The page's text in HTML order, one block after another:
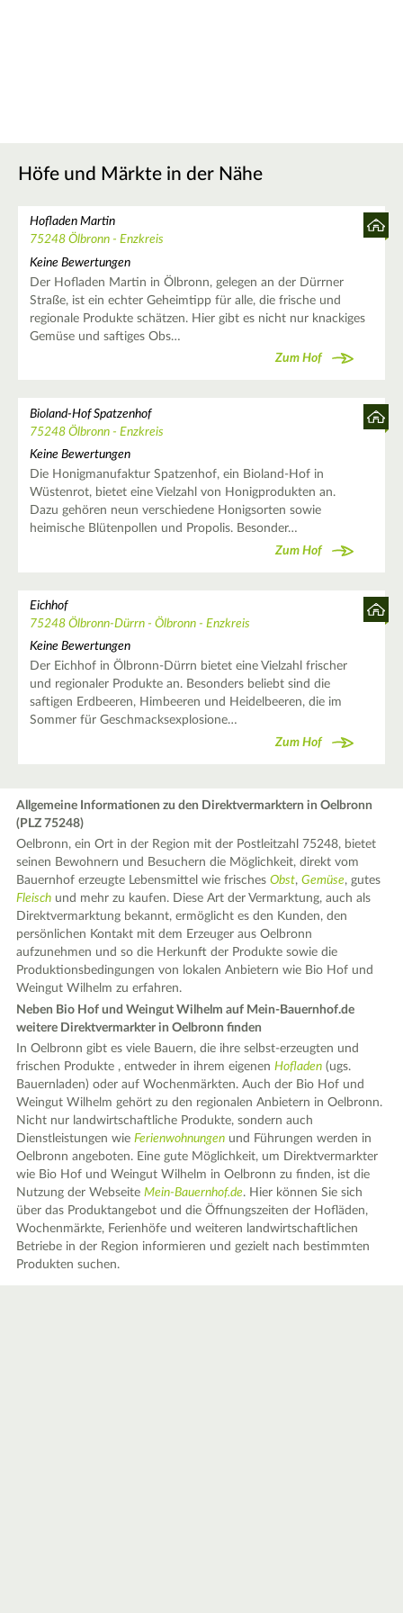
Höfe und Märkte in der Nähe
Hofladen Martin
75248 Ölbronn - Enzkreis
Keine Bewertungen
Der Hofladen Martin in Ölbronn, gelegen an der Dürrner
Straße, ist ein echter Geheimtipp für alle, die frische und
regionale Produkte schätzen. Hier gibt es nicht nur knackiges
Gemüse und saftiges Obs…
Zum Hof
Bioland-Hof Spatzenhof
75248 Ölbronn - Enzkreis
Keine Bewertungen
Die Honigmanufaktur Spatzenhof, ein Bioland-Hof in
Wüstenrot, bietet eine Vielzahl von Honigprodukten an.
Dazu gehören neun verschiedene Honigsorten sowie
heimische Blütenpollen und Propolis. Besonder…
Zum Hof
Eichhof
75248 Ölbronn-Dürrn - Ölbronn - Enzkreis
Keine Bewertungen
Der Eichhof in Ölbronn-Dürrn bietet eine Vielzahl frischer
und regionaler Produkte an. Besonders beliebt sind die
saftigen Erdbeeren, Himbeeren und Heidelbeeren, die im
Sommer für Geschmacksexplosione…
Zum Hof
Allgemeine Informationen zu den Direktvermarktern in Oelbronn
(PLZ 75248)
Oelbronn, ein Ort in der Region mit der Postleitzahl 75248, bietet
seinen Bewohnern und Besuchern die Möglichkeit, direkt vom
Bauernhof erzeugte Lebensmittel wie frischesObst,Gemüse, gutes
Fleisch und mehr zu kaufen. Diese Art der Vermarktung, auch als
Direktvermarktung bekannt, ermöglicht es den Kunden, den
persönlichen Kontakt mit dem Erzeuger aus Oelbronn
aufzunehmen und so die Herkunft der Produkte sowie die
Produktionsbedingungen von lokalen Anbietern wie Bio Hof und
Weingut Wilhelm zu erfahren.
Neben Bio Hof und Weingut Wilhelm auf Mein-Bauernhof.de
weitere Direktvermarkter in Oelbronn finden
In Oelbronn gibt es viele Bauern, die ihre selbst-erzeugten und
frischen Produkte , entweder in ihrem eigenenHofladen (ugs.
Bauernladen) oder auf Wochenmärkten. Auch der Bio Hof und
Weingut Wilhelm gehört zu den regionalen Anbietern in Oelbronn.
Nicht nur landwirtschaftliche Produkte, sondern auch
Dienstleistungen wieFerienwohnungen und Führungen werden in
Oelbronn angeboten. Eine gute Möglichkeit, um Direktvermarkter
wie Bio Hof und Weingut Wilhelm in Oelbronn zu finden, ist die
Nutzung der WebseiteMein-Bauernhof.de. Hier können Sie sich
über das Produktangebot und die Öffnungszeiten der Hofläden,
Wochenmärkte, Ferienhöfe und weiteren landwirtschaftlichen
Betriebe in der Region informieren und gezielt nach bestimmten
Produkten suchen.